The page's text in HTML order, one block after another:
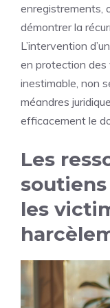
enregistrements,
démontrer la
L’intervention d’un
en protection des
inestimable, non
méandres
efficacement le
Les
les